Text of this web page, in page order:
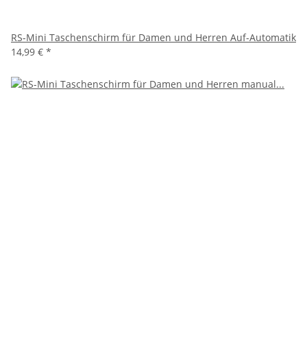
RS-Mini Taschenschirm für Damen und Herren Auf-Automatik
14,99 € *